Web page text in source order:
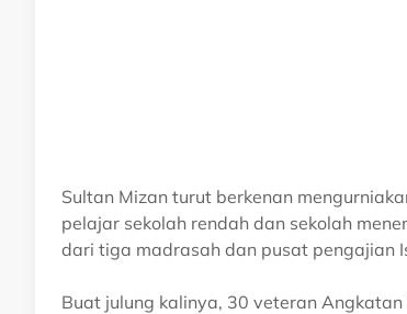
Sultan Mizan turut berkenan
pelajar sekolah rendah dan sekolah
dari tiga madrasah dan pusat pengajian
Buat julung kalinya, 30 veteran